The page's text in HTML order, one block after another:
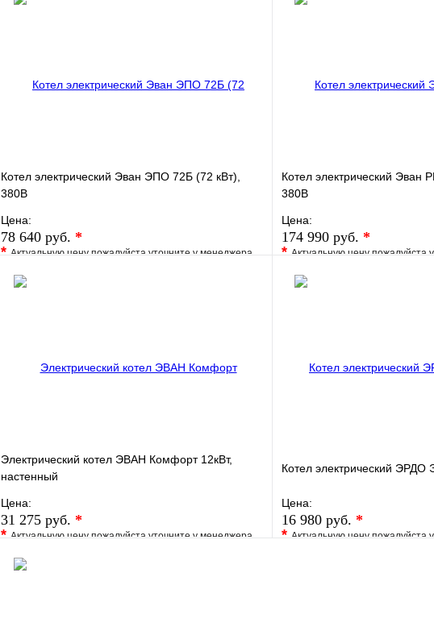
Котел электрический Эван ЭПО 72Б (72 кВт),
380В
Цена:
78 640 руб. *
*Актуальную цену пожалуйста уточните у менеджера
В избранное
Котел электрический Эван
380В
Цена:
174 990 руб. *
*Актуальную цену пожалуйста
В избранное
Электрический котел ЭВАН Комфорт 12кВт,
настенный
Цена:
31 275 руб. *
*Актуальную цену пожалуйста уточните у менеджера
В избранное
Котел электрический
Цена:
16 980 руб. *
*Актуальную цену пожалуйста